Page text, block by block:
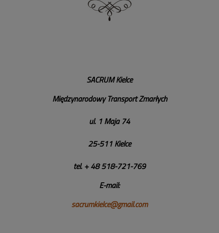
SACRUM Kielce
Międzynarodowy Transport Zmarłych
ul. 1 Maja 74
25-511 Kielce
tel. + 48 518-721-769
E-mail:
sacrumkielce@gmail.com